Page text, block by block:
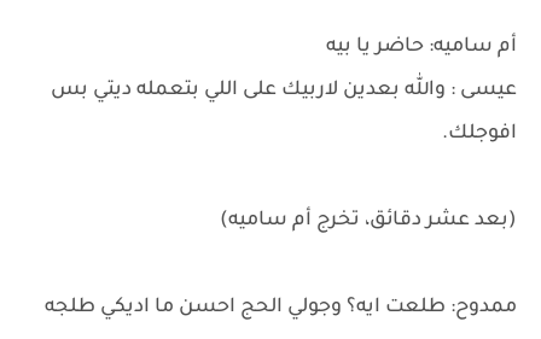
أم ساميه: حاضر يا بيه
عيسى : والله بعدين لاربيك على اللي بتعمله ديتي بس
افوجلك.
(بعد عشر دقائق، تخرج أم ساميه)
ممدوح: طلعت ايه؟ وجولي الحج احسن ما اديكي طلجه